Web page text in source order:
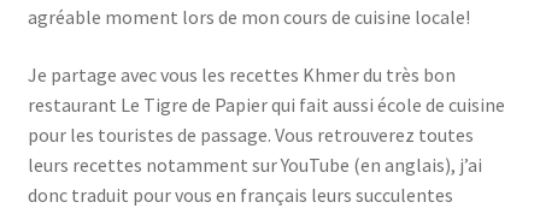
agréable moment lors de mon cours de cuisine locale!
Je partage avec vous les recettes Khmer du très bon
restaurant Le Tigre de Papier qui fait aussi école de cuisine
pour les touristes de passage. Vous retrouverez toutes
leurs recettes notamment sur YouTube (en anglais), j’ai
donc traduit pour vous en français leurs succulentes